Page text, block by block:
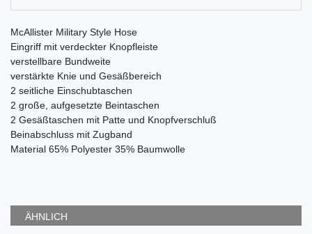
McAllister Military Style Hose
Eingriff mit verdeckter Knopfleiste
verstellbare Bundweite
verstärkte Knie und Gesäßbereich
2 seitliche Einschubtaschen
2 große, aufgesetzte Beintaschen
2 Gesäßtaschen mit Patte und Knopfverschluß
Beinabschluss mit Zugband
Material 65% Polyester 35% Baumwolle
ÄHNLICH